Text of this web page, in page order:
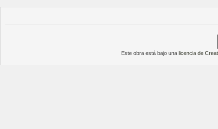
Este obra está bajo unalicencia de